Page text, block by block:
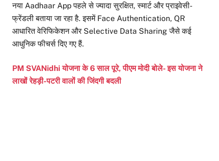
नया Aadhaar App पहले से ज्यादा सुरक्षित, स्मार्ट और प्राइवेसी-
फ्रेंडली बताया जा रहा है. इसमें Face Authentication, QR
आधारित वेरिफिकेशन और Selective Data Sharing जैसे कई
आधुनिक फीचर्स दिए गए हैं.
PM SVANidhi योजना के 6 साल पूरे, पीएम मोदी बोले- इस योजना ने
लाखों रेहड़ी-पटरी वालों की जिंदगी बदली